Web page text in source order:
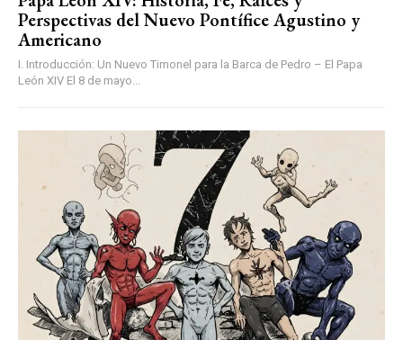
Perspectivas del Nuevo Pontífice Agustino y
Americano
I. Introducción: Un Nuevo Timonel para la Barca de Pedro – El Papa
León XIV El 8 de mayo...